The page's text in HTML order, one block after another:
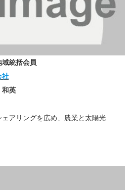
統括会員
社
英
アリングを広め、農業と太陽光